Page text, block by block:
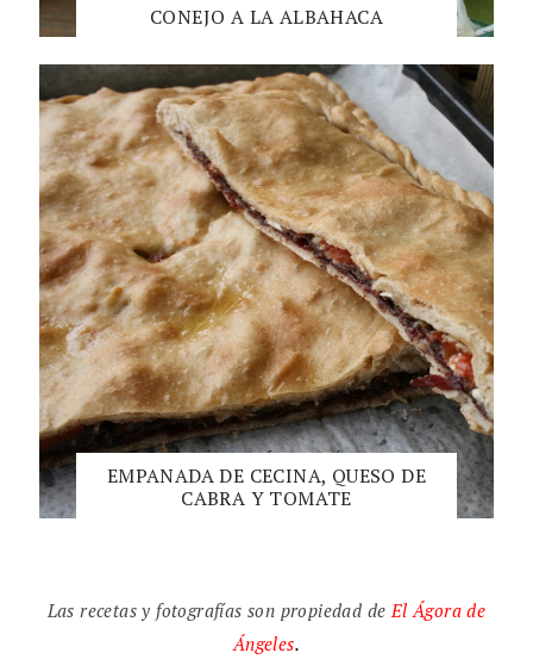
CONEJO A LA ALBAHACA
EMPANADA DE CECINA, QUESO DE
CABRA Y TOMATE
Las recetas y fotografías son propiedad de ElÁgora de
Ángeles.